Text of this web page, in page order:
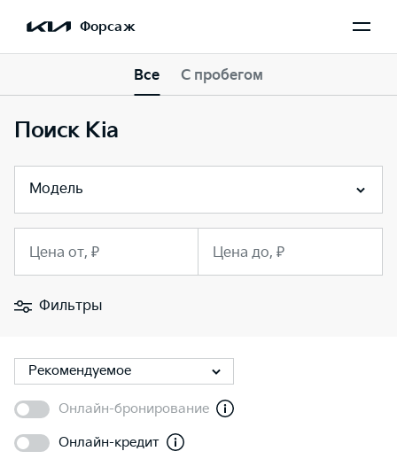
Форсаж
Все С пробегом
Поиск Kia
Модель
Цена от, ₽ Цена до, ₽
Фильтры
Рекомендуемое
Онлайн-бронирование
Онлайн-кредит